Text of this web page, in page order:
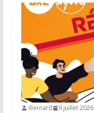
-Bernard 9 juillet 2026